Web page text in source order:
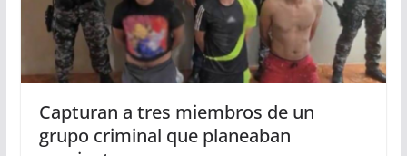
Capturan a tres miembros de un
grupo criminal que planeaban